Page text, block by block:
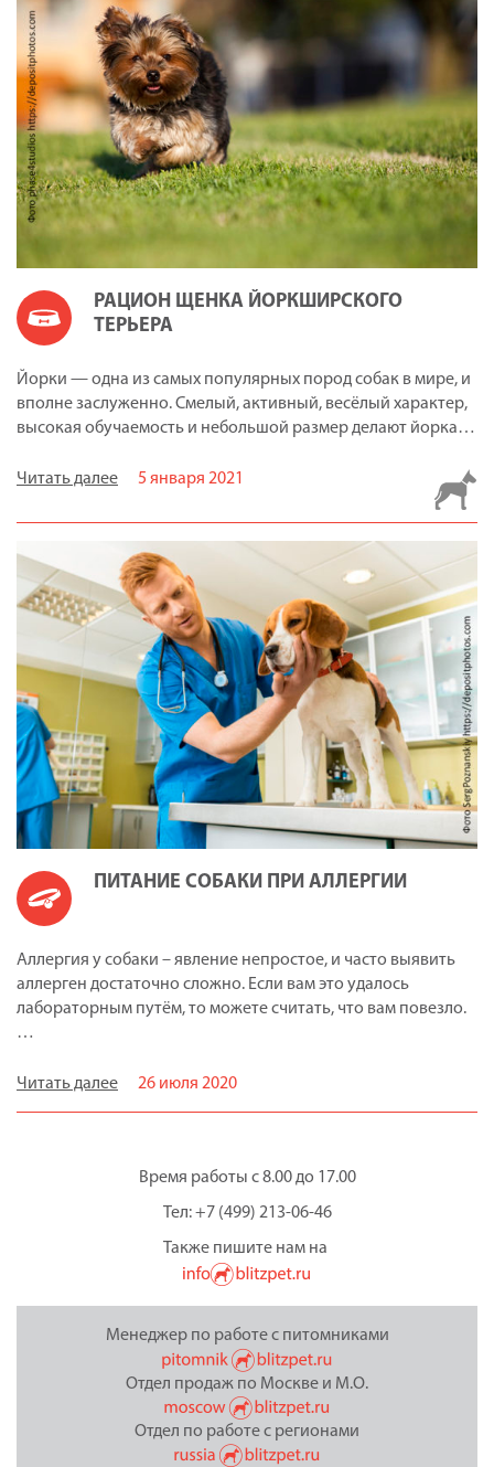
РАЦИОН ЩЕНКА ЙОРКШИРСКОГО
ТЕРЬЕРА
Йорки — одна из самых популярных пород собак в мире, и
вполне заслуженно. Смелый, активный, весёлый характер,
высокая обучаемость и небольшой размер делают йорка…
Читать далее 5 января 2021
ПИТАНИЕ СОБАКИ ПРИ АЛЛЕРГИИ
Аллергия у собаки – явление непростое, и часто выявить
аллерген достаточно сложно. Если вам это удалось
лабораторным путём, то можете считать, что вам повезло.
…
Читать далее 26 июля 2020
Время работы с 8.00 до 17.00
Тел: +7 (499) 213-06-46
Также пишите нам на
Менеджер по работе с питомниками
Отдел продаж по Москве и М.О.
Отдел по работе с регионами